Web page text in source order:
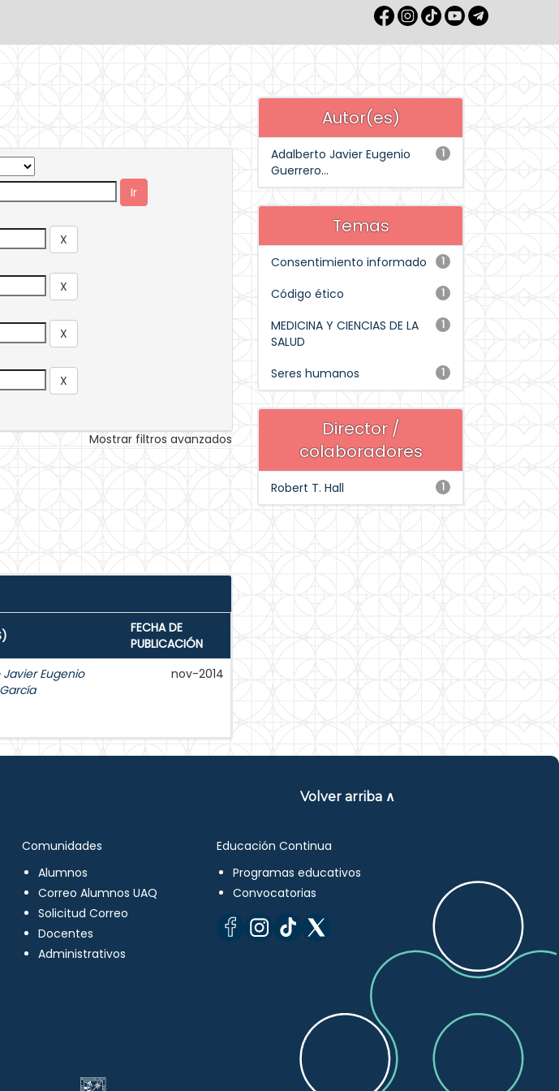
Mostrar filtros avanzados
FECHA DE
PUBLICACIÓN
Eugenio
nov-2014
Autor(es)
1
Adalberto Javier Eugenio
Guerrero...
Temas
1
Consentimiento informado
1
Código ético
1
MEDICINA Y CIENCIAS DE LA
SALUD
1
Seres humanos
Director /
colaboradores
1
Robert T. Hall
Volver arriba ∧
Comunidades
Alumnos
Correo Alumnos UAQ
Solicitud Correo
Docentes
Administrativos
Educación Continua
Programas educativos
Convocatorias